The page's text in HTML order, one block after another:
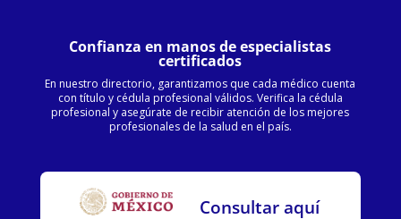
Confianza en manos de especialistas
certificados
En nuestro directorio, garantizamos que cada médico cuenta
con título y cédula profesional válidos. Verifica la cédula
profesional y asegúrate de recibir atención de los mejores
profesionales de la salud en el país.
Consultar aquí